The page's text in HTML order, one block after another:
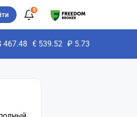
8
467.48 € 539.52 ₽ 5.73